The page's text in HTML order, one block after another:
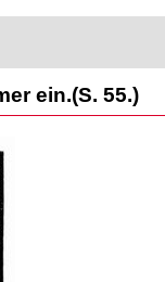
ein.(S. 55.)